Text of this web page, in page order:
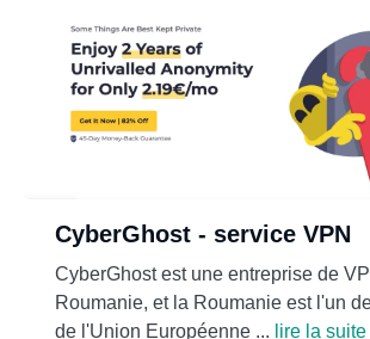
CyberGhost - service VPN
CyberGhost est une entreprise de
Roumanie, et la Roumanie est l'un
de l'Union Européenne ... lire la suite